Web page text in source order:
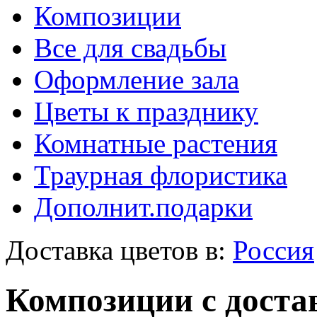
Композиции
Все для свадьбы
Оформление зала
Цветы к празднику
Комнатные растения
Траурная флористика
Дополнит.подарки
Доставка цветов в: Россия
Композиции с